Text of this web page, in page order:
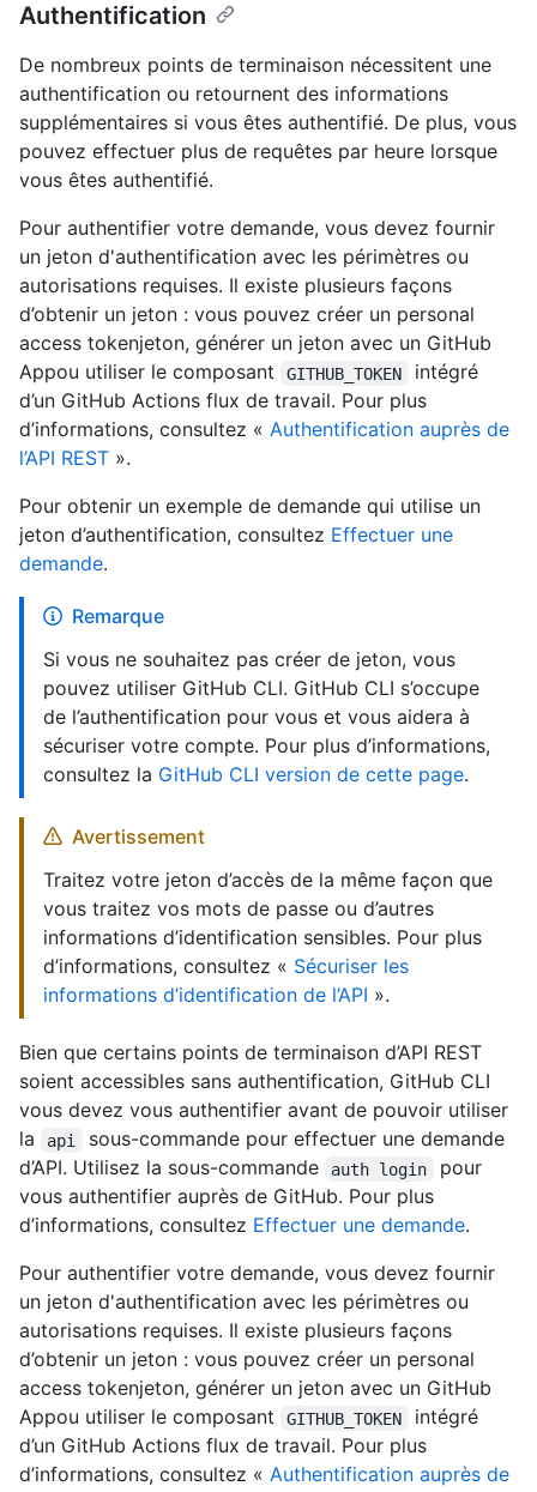
Authentification
De nombreux points de terminaison nécessitent une
authentification ou retournent des informations
supplémentaires si vous êtes authentifié. De plus, vous
pouvez effectuer plus de requêtes par heure lorsque
vous êtes authentifié.
Pour authentifier votre demande, vous devez fournir
un jeton d'authentification avec les périmètres ou
autorisations requises. Il existe plusieurs façons
d’obtenir un jeton : vous pouvez créer un personal
access tokenjeton, générer un jeton avec un GitHub
Appou utiliser le composant
GITHUB_TOKEN
intégré
d’un GitHub Actions flux de travail. Pour plus
d’informations, consultez « Authentification auprès de
l’API REST ».
Pour obtenir un exemple de demande qui utilise un
jeton d’authentification, consultez Effectuer une
demande.
Remarque
Si vous ne souhaitez pas créer de jeton, vous
pouvez utiliser GitHub CLI. GitHub CLI s’occupe
de l’authentification pour vous et vous aidera à
sécuriser votre compte. Pour plus d’informations,
consultez la GitHub CLI version de cette page.
Avertissement
Traitez votre jeton d’accès de la même façon que
vous traitez vos mots de passe ou d’autres
informations d’identification sensibles. Pour plus
d’informations, consultez « Sécuriser les
informations d’identification de l’API ».
Bien que certains points de terminaison d’API REST
soient accessibles sans authentification, GitHub CLI
vous devez vous authentifier avant de pouvoir utiliser
la
api
sous-commande pour effectuer une demande
d’API. Utilisez la sous-commande
auth login
pour
vous authentifier auprès de GitHub. Pour plus
d’informations, consultez Effectuer une demande.
Pour authentifier votre demande, vous devez fournir
un jeton d'authentification avec les périmètres ou
autorisations requises. Il existe plusieurs façons
d’obtenir un jeton : vous pouvez créer un personal
access tokenjeton, générer un jeton avec un GitHub
Appou utiliser le composant
GITHUB_TOKEN
intégré
d’un GitHub Actions flux de travail. Pour plus
d’informations, consultez « Authentification auprès de